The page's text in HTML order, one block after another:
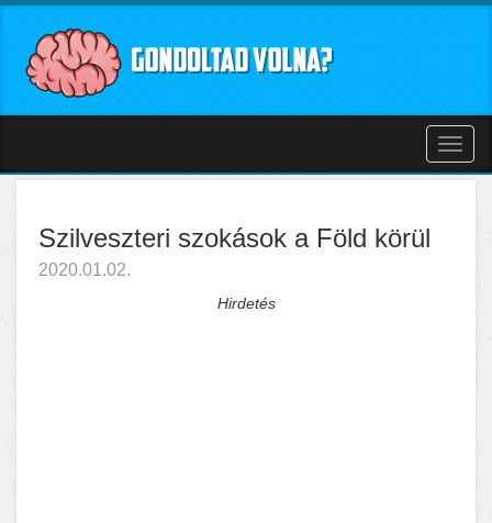
Szilveszteri szokások a Föld körül
2020.01.02.
Hirdetés